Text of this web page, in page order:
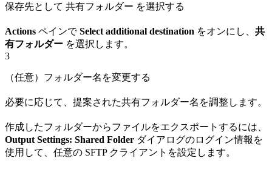
保存先として 共有フォルダー を選択する
Actions ペインでSelect additional destination をオンにし、 共
有フォルダー を選択します。
3
（任意）フォルダー名を変更する
必要に応じて、提案された共有フォルダー名を調整します。
作成したフォルダーからファイルをエクスポートするには、
Output Settings: Shared Folder ダイアログのログイン情報を
使用して、任意の SFTP クライアントを設定します。